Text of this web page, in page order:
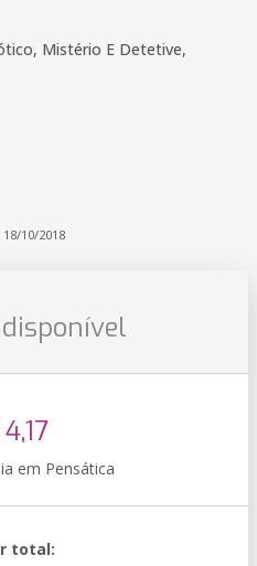
Mistério E Detetive,
10/2018
em Pensática
total: